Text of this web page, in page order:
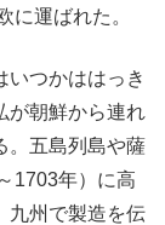
に運ばれた。
いつかははっき
が朝鮮から連れ
。五島列島や薩
1703年）に高
九州で製造を伝